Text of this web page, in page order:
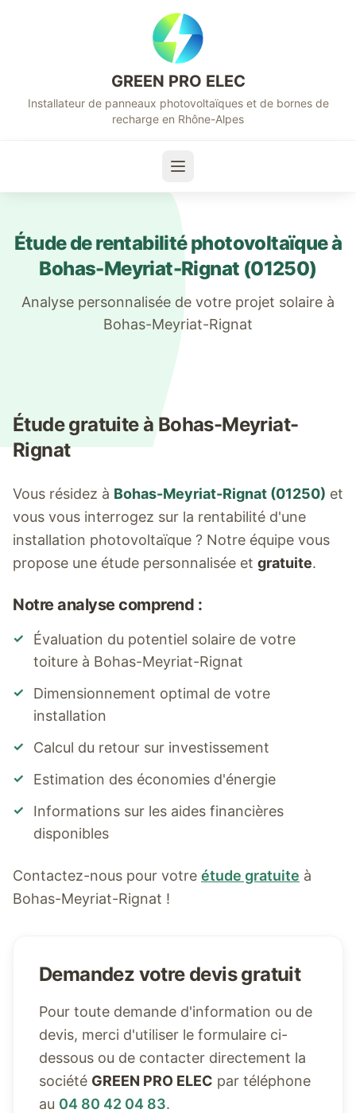
GREEN PRO ELEC
Installateur de panneaux photovoltaïques et de bornes de
recharge en Rhône-Alpes
Étude de rentabilité photovoltaïque à
Bohas-Meyriat-Rignat (01250)
Analyse personnalisée de votre projet solaire à
Bohas-Meyriat-Rignat
Étude gratuite à Bohas-Meyriat-
Rignat
Vous résidez à Bohas-Meyriat-Rignat (01250) et
vous vous interrogez sur la rentabilité d'une
installation photovoltaïque ? Notre équipe vous
propose une étude personnalisée et gratuite.
Notre analyse comprend :
✓
Évaluation du potentiel solaire de votre
toiture à Bohas-Meyriat-Rignat
✓
Dimensionnement optimal de votre
installation
✓ Calcul du retour sur investissement
✓ Estimation des économies d'énergie
✓
Informations sur les aides financières
disponibles
Contactez-nous pour votre étude gratuite à
Bohas-Meyriat-Rignat !
Demandez votre devis gratuit
Pour toute demande d'information ou de
devis, merci d'utiliser le formulaire ci-
dessous ou de contacter directement la
société GREEN PRO ELEC par téléphone
au 04 80 42 04 83.